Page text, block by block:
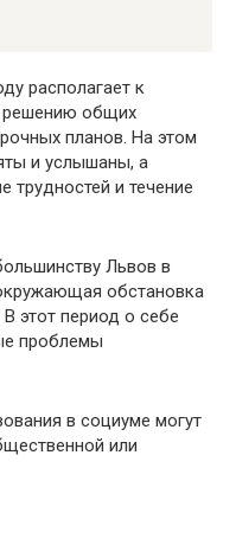
располагает к
решению общих
планов. На этом
и услышаны, а
трудностей и течение
Львов в
обстановка
этот период о себе
проблемы
в социуме могут
или